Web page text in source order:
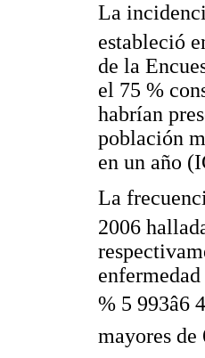
La
estableció
de la
el 75 %
habrían
población
en un año
La
2006
% 5
mayores de